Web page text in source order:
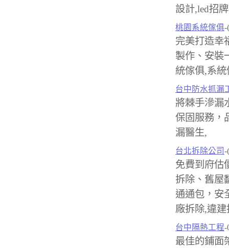
設計,led招
桃園系統傢俱-
完美打造幸
製作、安裝
統傢俱,系
台中防水抓漏
將棘手滲漏
保固服務，
漏醫生,
台北拆除公司 -
免費到府估
拆除、舊屋
通通包，安
廠拆除,違
台中隔熱工程-
最佳的鋪面